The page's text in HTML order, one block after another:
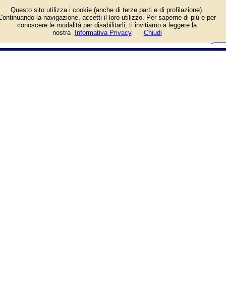
Questo sito utilizza i cookie (anche di terze parti e di profilazione).
la navigazione, accetti il loro utilizzo. Per saperne di più e per
conoscere le modalità per disabilitarli, ti invitiamo a leggere la
nostra
Informativa Privacy Chiudi